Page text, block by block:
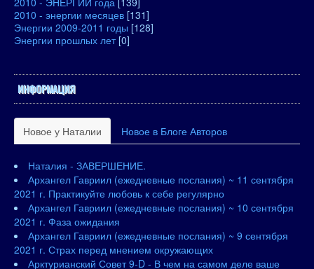
2010 - энергии месяцев [131]
Энергии 2009-2011 годы [128]
Энергии прошлых лет [0]
ИНФОРМАЦИЯ
Новое у Наталии Новое в Блоге Авторов
Наталия - ЗАВЕРШЕНИЕ.
Архангел Гавриил (ежедневные послания) ~ 11 сентября
2021 г. Практикуйте любовь к себе регулярно
Архангел Гавриил (ежедневные послания) ~ 10 сентября
2021 г. Фаза ожидания
Архангел Гавриил (ежедневные послания) ~ 9 сентября
2021 г. Страх перед мнением окружающих
Арктурианский Совет 9-D - В чем на самом деле ваше